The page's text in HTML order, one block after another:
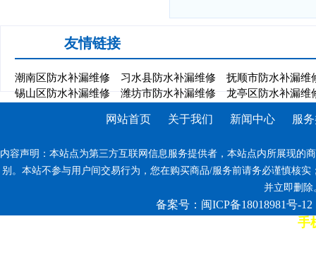
友情链接
潮南区防水补漏维修 习水县防水补漏维修
抚顺市防水补漏维
锡山区防水补漏维修
潍坊市防水补漏维修 龙亭区防水补漏维
网站首页 关于我们 新闻中心 服
内容声明：本站点为第三方互联网信息服务提供者，本站点内所展现的
别。本站不参与用户间交易行为，您在购买商品/服务前请务必谨慎核
并立即删除
备案号：闽ICP备18018981号-12
7*12小时客服热线: 康师傅手